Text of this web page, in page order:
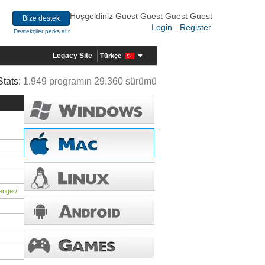
Bize destek
Destekçiler perks alır
Hoşgeldiniz Guest Guest Guest Guest
Login
Register
Legacy Site Türkçe
1.949 programın 29.360 sürümü